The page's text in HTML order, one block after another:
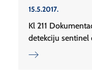
15.5.2017.
Kl 211
detekciju sentinel